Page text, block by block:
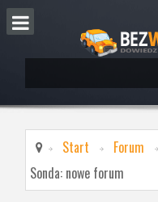
Start Forum
Sonda: nowe forum